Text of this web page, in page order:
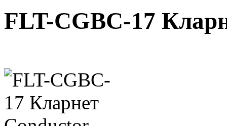
FLT-CGBC-17